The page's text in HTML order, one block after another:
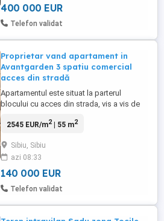
400 000 EUR
Telefon validat
Proprietar vand apartament in
Avantgarden 3 spatiu comercial
acces din stradă
Apartamentul este situat la parterul
blocului cu acces din strada, vis a vis de
balcoane si este compus din: -hol acces; -
balcoane; -boxa la subsol(4-5 mp); -loc de
parcare in fata apartamentului inclus in
pret; -gradina ...
2545 EUR/m2| 55 m2
Sibiu, Sibiu
azi 08:33
140 000 EUR
Telefon validat